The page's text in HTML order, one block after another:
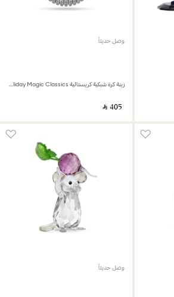
وصل حديثاً
زينة كرة شبكية كريستالية Holiday Magic Classics
‎ ⃁ ⁦405⁩ ‎
وصل حديثاً